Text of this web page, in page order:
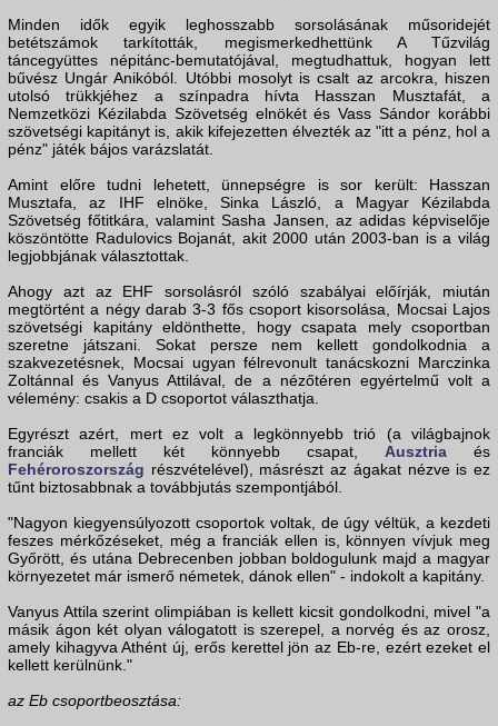
Minden idők egyik leghosszabb sorsolásának műsoridejét
betétszámok tarkították, megismerkedhettünk A Tűzvilág
táncegyüttes népitánc-bemutatójával, megtudhattuk, hogyan lett
bűvész Ungár Anikóból. Utóbbi mosolyt is csalt az arcokra, hiszen
utolsó trükkjéhez a színpadra hívta Hasszan Musztafát, a
Nemzetközi Kézilabda Szövetség elnökét és Vass Sándor korábbi
szövetségi kapitányt is, akik kifejezetten élvezték az "itt a pénz, hol a
pénz" játék bájos varázslatát.
Amint előre tudni lehetett, ünnepségre is sor került: Hasszan
Musztafa, az IHF elnöke, Sinka László, a Magyar Kézilabda
Szövetség főtitkára, valamint Sasha Jansen, az adidas képviselője
köszöntötte Radulovics Bojanát, akit 2000 után 2003-ban is a világ
legjobbjának választottak.
Ahogy azt az EHF sorsolásról szóló szabályai előírják, miután
megtörtént a négy darab 3-3 fős csoport kisorsolása, Mocsai Lajos
szövetségi kapitány eldönthette, hogy csapata mely csoportban
szeretne játszani. Sokat persze nem kellett gondolkodnia a
szakvezetésnek, Mocsai ugyan félrevonult tanácskozni Marczinka
Zoltánnal és Vanyus Attilával, de a nézőtéren egyértelmű volt a
vélemény: csakis a D csoportot választhatja.
Egyrészt azért, mert ez volt a legkönnyebb trió (a világbajnok
franciák mellett két könnyebb csapat, Ausztria és
Fehéroroszország részvételével), másrészt az ágakat nézve is ez
tűnt biztosabbnak a továbbjutás szempontjából.
"Nagyon kiegyensúlyozott csoportok voltak, de úgy véltük, a kezdeti
feszes mérkőzéseket, még a franciák ellen is, könnyen vívjuk meg
Győrött, és utána Debrecenben jobban boldogulunk majd a magyar
környezetet már ismerő németek, dánok ellen" - indokolt a kapitány.
Vanyus Attila szerint olimpiában is kellett kicsit gondolkodni, mivel "a
másik ágon két olyan válogatott is szerepel, a norvég és az orosz,
amely kihagyva Athént új, erős kerettel jön az Eb-re, ezért ezeket el
kellett kerülnünk."
az Eb csoportbeosztása: